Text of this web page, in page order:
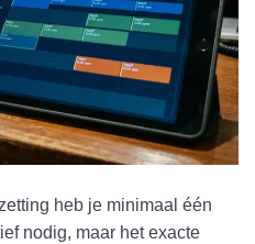
heb je minimaal één
nodig, maar het exacte